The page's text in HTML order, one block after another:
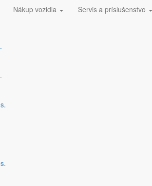
Nákup vozidla Servis a príslušenstvo